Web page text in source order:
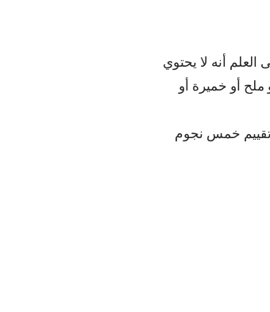
أنه لا يحتوي
أو خميرة أو
تقييم خمس نجوم